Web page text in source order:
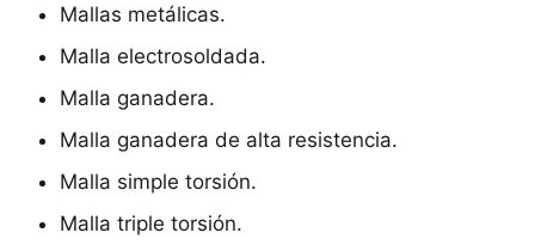
Mallas metálicas.
Malla electrosoldada.
Malla ganadera.
Malla ganadera de alta resistencia.
Malla simple torsión.
Malla triple torsión.